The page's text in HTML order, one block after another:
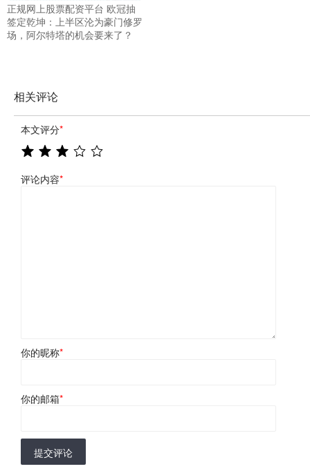
正规网上股票配资平台 欧冠抽
签定乾坤：上半区沦为豪门修罗
场，阿尔特塔的机会要来了？
相关评论
本文评分*
评论内容*
你的昵称*
你的邮箱*
提交评论